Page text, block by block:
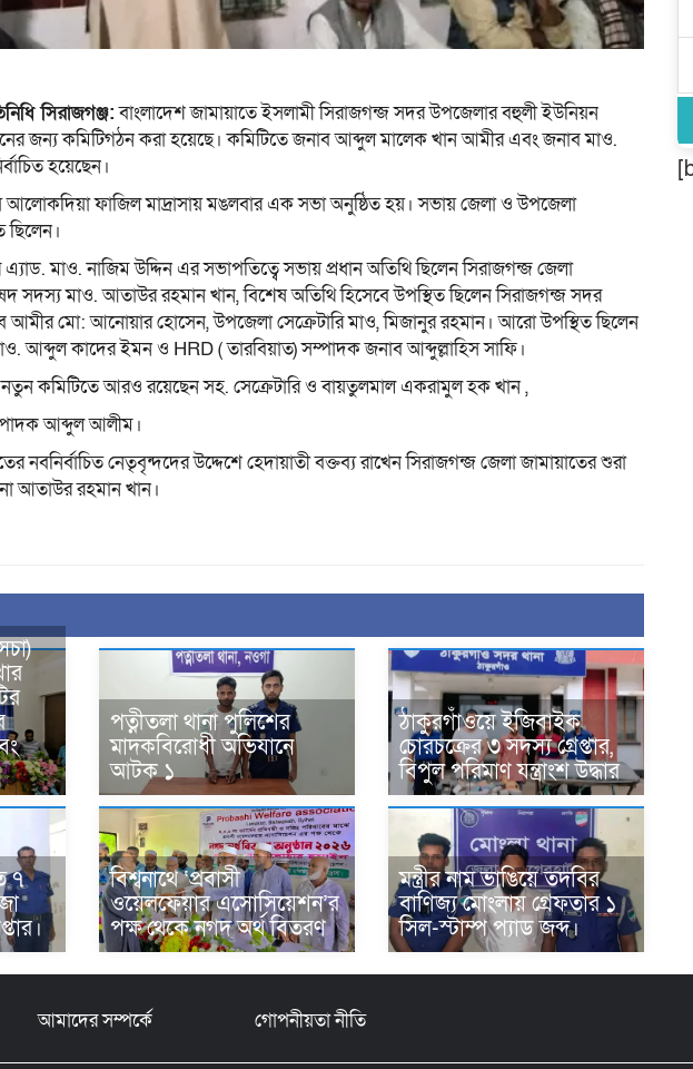
সিরাজগঞ্জ:বাংলাদেশ জামায়াতে ইসলামী সিরাজগন্জ সদর উপজেলার বহুলী ইউনিয়ন
জন্য কমিটিগঠন করা হয়েছে। কমিটিতে জনাব আব্দুল মালেক খান আমীর এবং জনাব মাও.
হয়েছেন।
আলোকদিয়া ফাজিল মাদ্রাসায় মঙলবার এক সভা অনুষ্ঠিত হয়। সভায় জেলা ও উপজেলা
ছিলেন।
মাও. নাজিম উদ্দিন এর সভাপতিত্বে সভায় প্রধান অতিথি ছিলেন সিরাজগন্জ জেলা
সদস্য মাও. আতাউর রহমান খান, বিশেষ অতিথি হিসেবে উপস্থিত ছিলেন সিরাজগন্জ সদর
আমীর মো: আনোয়ার হোসেন, উপজেলা সেক্রেটারি মাও, মিজানুর রহমান। আরো উপস্থিত ছিলেন
আব্দুল কাদের ইমন ও HRD ( তারবিয়াত) সম্পাদক জনাব আব্দুল্লাহিস সাফি।
কমিটিতে আরও রয়েছেন সহ. সেক্রেটারি ও বায়তুলমাল একরামুল হক খান ,
আব্দুল আলীম।
নবনির্বাচিত নেতৃবৃন্দদের উদ্দেশে হেদায়াতী বক্তব্য রাখেন সিরাজগন্জ জেলা জামায়াতের শুরা
আতাউর রহমান খান।
পত্নীতলা থানা পুলিশের
মাদকবিরোধী অভিযানে
আটক ১
ঠাকুরগাঁওয়ে ইজিবাইক
চোরচক্রের ৩ সদস্য গ্রেপ্তার,
বিপুল পরিমাণ যন্ত্রাংশ উদ্ধার ‎
৭
বিশ্বনাথে ‘প্রবাসী
ওয়েলফেয়ার এসোসিয়েশন’র
পক্ষ থেকে নগদ অর্থ বিতরণ
মন্ত্রীর নাম ভাঙিয়ে তদবির
বাণিজ্য মোংলায় গ্রেফতার ১
সিল-স্টাম্প প্যাড জব্দ।
আমাদের সম্পর্কে গোপনীয়তা নীতি